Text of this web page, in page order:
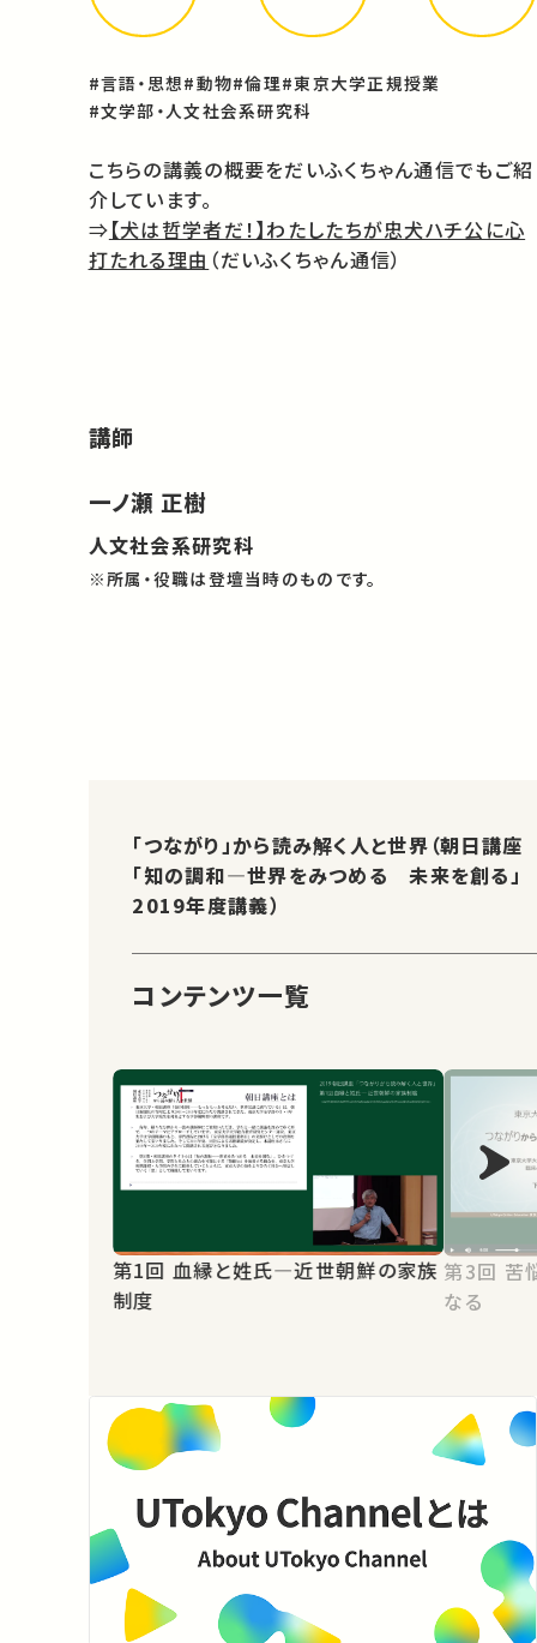
#言語・思想#動物#倫理#東京大学正規授業
#文学部・人文社会系研究科
こちらの講義の概要をだいふくちゃん通信でもご紹
介しています。
⇒【犬は哲学者だ！】わたしたちが忠犬ハチ公に心
打たれる理由 （だいふくちゃん通信）
講師
一ノ瀬 正樹
人文社会系研究科
※所属・役職は登壇当時のものです。
「つながり」から読み解く人と世界（朝日講座
「知の調和―世界をみつめる 未来を創る」
2019年度講義）
コンテンツ一覧
第1回 血縁と姓氏―近世朝鮮の家族
制度
第3回 苦悩の「つながり」から自由に
なる